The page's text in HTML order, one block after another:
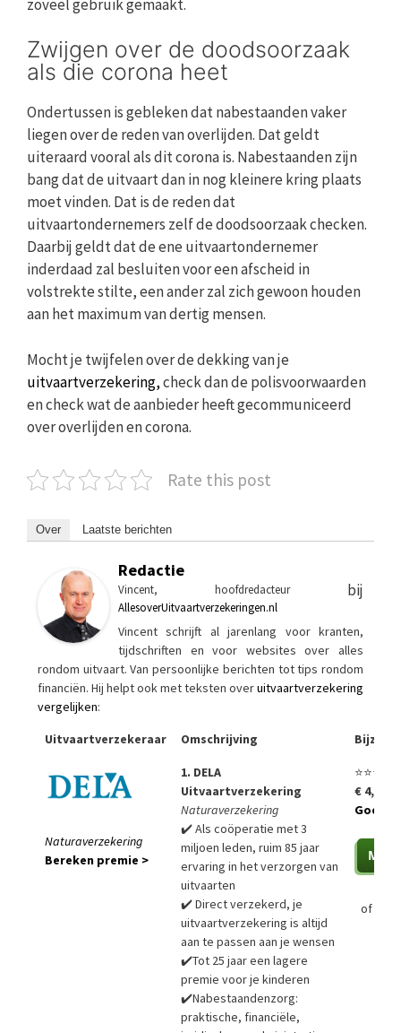
zoveel gebruik gemaakt.
Zwijgen over de doodsoorzaak
als die corona heet
Ondertussen is gebleken dat nabestaanden vaker
liegen over de reden van overlijden. Dat geldt
uiteraard vooral als dit corona is. Nabestaanden zijn
bang dat de uitvaart dan in nog kleinere kring plaats
moet vinden. Dat is de reden dat
uitvaartondernemers zelf de doodsoorzaak checken.
Daarbij geldt dat de ene uitvaartondernemer
inderdaad zal besluiten voor een afscheid in
volstrekte stilte, een ander zal zich gewoon houden
aan het maximum van dertig mensen.
Mocht je twijfelen over de dekking van je
uitvaartverzekering,check dan de polisvoorwaarden
en check wat de aanbieder heeft gecommuniceerd
over overlijden en corona.
Rate this post
Over Laatste berichten
Redactie
Vincent, hoofdredacteurbij
AllesoverUitvaartverzekeringen.nl
Vincent schrijft al jarenlang voor kranten,
tijdschriften en voor websites over alles
rondom uitvaart. Van persoonlijke berichten tot tips rondom
financiën. Hij helpt ook met teksten overuitvaartverzekering
vergelijken:
Uitvaartverzekeraar
Omschrijving
Naturaverzekering
Bereken premie >
1. DELA
Uitvaartverzekering
Naturaverzekering
✔️ Als coöperatie met 3
miljoen leden, ruim 85 jaar
ervaring in het verzorgen van
uitvaarten
✔️ Direct verzekerd, je
uitvaartverzekering is altijd
aan te passen aan je wensen
✔️Tot 25 jaar een lagere
premie voor je kinderen
✔️Nabestaandenzorg:
praktische, financiële,
⭐⭐⭐⭐⭐
€ 4,99
of